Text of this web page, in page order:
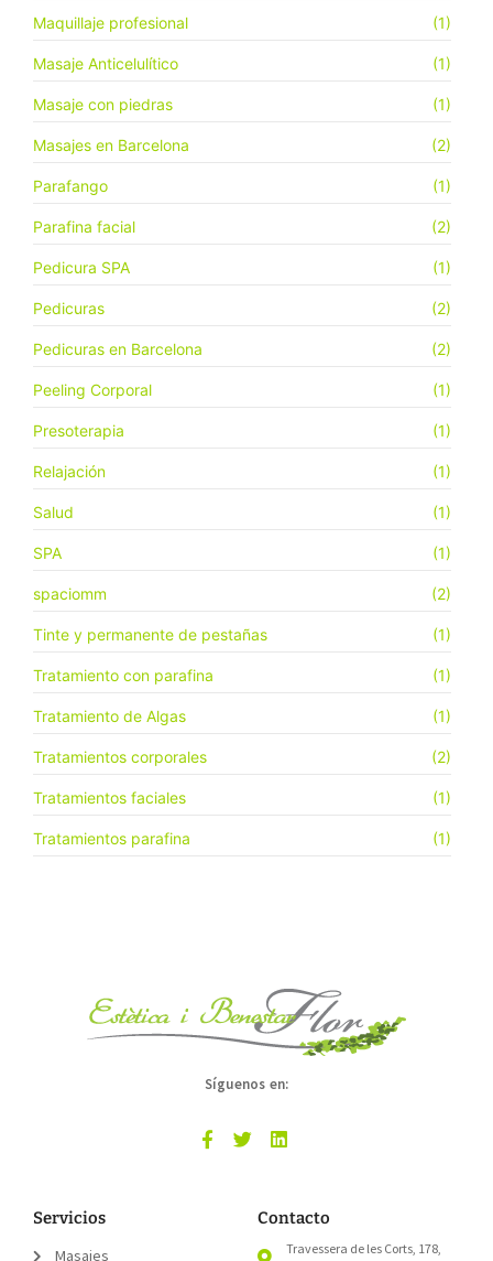
Maquillaje profesional (1)
Masaje Anticelulítico (1)
Masaje con piedras (1)
Masajes en Barcelona (2)
Parafango (1)
Parafina facial (2)
Pedicura SPA (1)
Pedicuras (2)
Pedicuras en Barcelona (2)
Peeling Corporal (1)
Presoterapia (1)
Relajación (1)
Salud (1)
SPA (1)
spaciomm (2)
Tinte y permanente de pestañas (1)
Tratamiento con parafina (1)
Tratamiento de Algas (1)
Tratamientos corporales (2)
Tratamientos faciales (1)
Tratamientos parafina (1)
Síguenos en:
Servicios
Masajes
Contacto
Travessera de les Corts, 178,